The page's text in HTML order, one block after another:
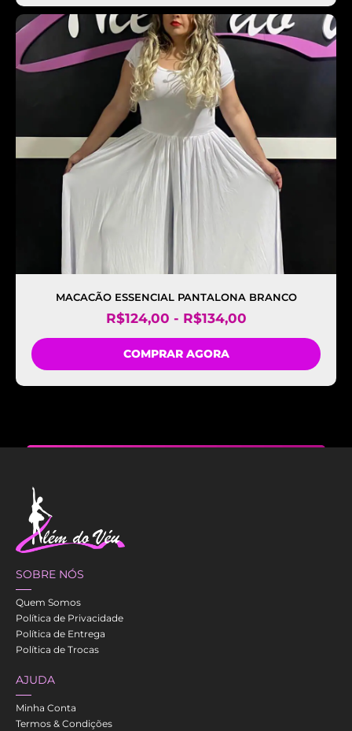
MACACÃO ESSENCIAL PANTALONA BRANCO
R$124,00 - R$134,00
COMPRAR AGORA
SOBRE NÓS
Quem Somos
Política de Privacidade
Política de Entrega
Política de Trocas
AJUDA
Minha Conta
Termos & Condições